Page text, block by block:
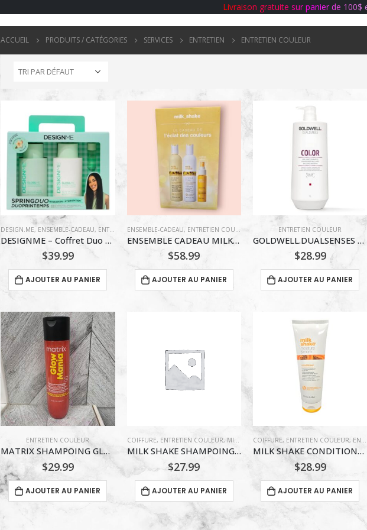
Livraison gratuite sur panier de 100$
ACCUEIL PRODUITS / CATÉGORIES SERVICES ENTRETIEN ENTRETIEN COULEUR
DESIGN.ME, ENSEMBLE-CADEAU, ENTRETIEN COULEUR ,ENTRETIEN EXTENSIONS CAPILLAIRES
DESIGNME – Coffret Duo Printemps GLOSS.ME Hydratation
$39.99
AJOUTER AU PANIER
ENSEMBLE-CADEAU, ENTRETIEN COULEUR ENTRETIEN EXTENSIONS CAPILLAIRES
ENSEMBLE CADEAU MILKSHAKE ROUTINE ECLAT DE COULEUR
$58.99
AJOUTER AU PANIER
ENTRETIEN COULEUR
GOLDWELL.DUALSENSES COLOR SHAMPOING
$28.99
AJOUTER AU PANIER
ENTRETIEN COULEUR
MATRIX SHAMPOING GLOW MANIA 300 ML
$29.99
AJOUTER AU PANIER
COIFFURE, ENTRETIEN COULEUR, MILKSHAKE ,PIGMENTEZ VOTRE COULEUR ! ,
MILK SHAKE SHAMPOING HYDRATANT ET PROTECTEUR POUR CHEVEUX COLORES 330 m
$27.99
AJOUTER AU PANIER
COIFFURE, ENTRETIEN COULEUR, ENTRETIEN EXTENSIONS CAPILLAIRES
MILK SHAKE CONDITIONNEUR HYDRATANT POUR CHEVEUX SECS 250 ml
$28.99
AJOUTER AU PANIER